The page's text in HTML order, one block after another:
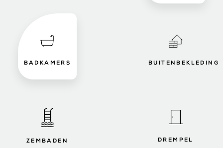
BADKAMERS BUITENBEKLEDING
ZEMBADEN DREMPEL